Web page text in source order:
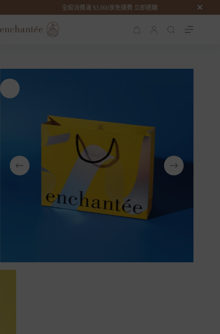
The Sweet Landing 家有喜事
NT$658 加入購物車
全館消費滿 $3,000享免運費 立即選購
購